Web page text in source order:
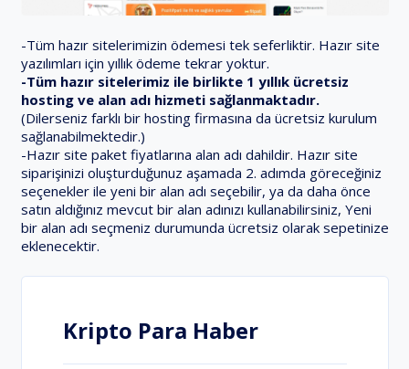
Kripto Para Haber
-Tüm hazır sitelerimizin ödemesi tek seferliktir. Hazır site
yazılımları için yıllık ödeme tekrar yoktur.
-Tüm hazır sitelerimiz ile birlikte 1 yıllık ücretsiz
hosting ve alan adı hizmeti sağlanmaktadır.
(Dilerseniz farklı bir hosting firmasına da ücretsiz kurulum
sağlanabilmektedir.)
-Hazır site paket fiyatlarına alan adı dahildir. Hazır site
siparişinizi oluşturduğunuz aşamada 2. adımda göreceğiniz
seçenekler ile yeni bir alan adı seçebilir, ya da daha önce
satın aldığınız mevcut bir alan adınızı kullanabilirsiniz, Yeni
bir alan adı seçmeniz durumunda ücretsiz olarak sepetinize
eklenecektir.